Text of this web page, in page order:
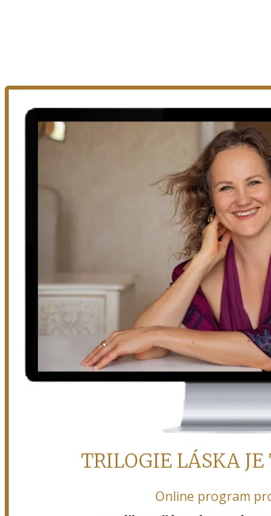
TRILOGIE LÁSKA JE
Online program